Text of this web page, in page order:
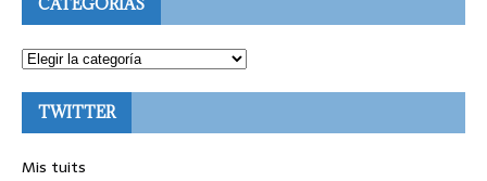
CATEGORÍAS
TWITTER
Mis tuits